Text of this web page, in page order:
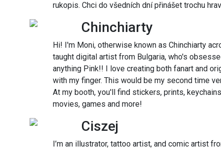
rukopis. Chci do všedních dní přinášet trochu
Chinchiarty
Hi! I'm Moni, otherwise known as Chinchiarty
taught digital artist from Bulgaria, who's
anything Pink!! I love creating both fanart and
with my finger. This would be my second time
At my booth, you'll find stickers, prints,
movies, games and more!
Ciszej
I’m an illustrator, tattoo artist, and comic artist